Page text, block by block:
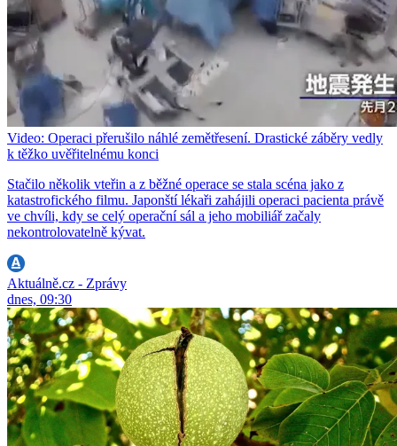
Video: Operaci přerušilo náhlé zemětřesení. Drastické záběry vedly
k těžko uvěřitelnému konci
Stačilo několik vteřin a z běžné operace se stala scéna jako z
katastrofického filmu. Japonští lékaři zahájili operaci pacienta právě
ve chvíli, kdy se celý operační sál a jeho mobiliář začaly
nekontrolovatelně kývat.
Aktuálně.cz - Zprávy
dnes, 09:30